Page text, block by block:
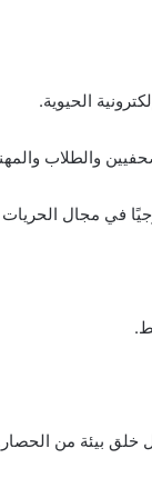
الحيوية.
والطلاب
في مجال الحريات
خلق بيئة من